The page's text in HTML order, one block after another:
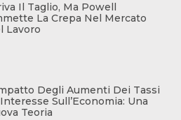
Il Taglio, Ma Powell
La Crepa Nel Mercato
Lavoro
Degli Aumenti Dei Tassi
Sull’Economia: Una
Teoria